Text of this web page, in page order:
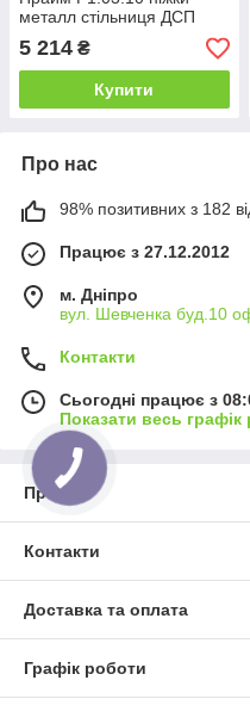
металл стільниця ДСП
1000х800 мм (MConcept-
ТМ)
5 214 ₴
Купити
Про нас
98% позитивних з 182
Працює з 27.12.2012
м. Дніпро
вул. Шевченка буд.10
Контакти
Сьогодні працює з
Показати весь графік
Про нас
Контакти
Доставка та оплата
Графік роботи